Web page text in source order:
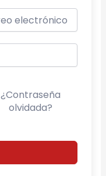
¿Contraseña
olvidada?